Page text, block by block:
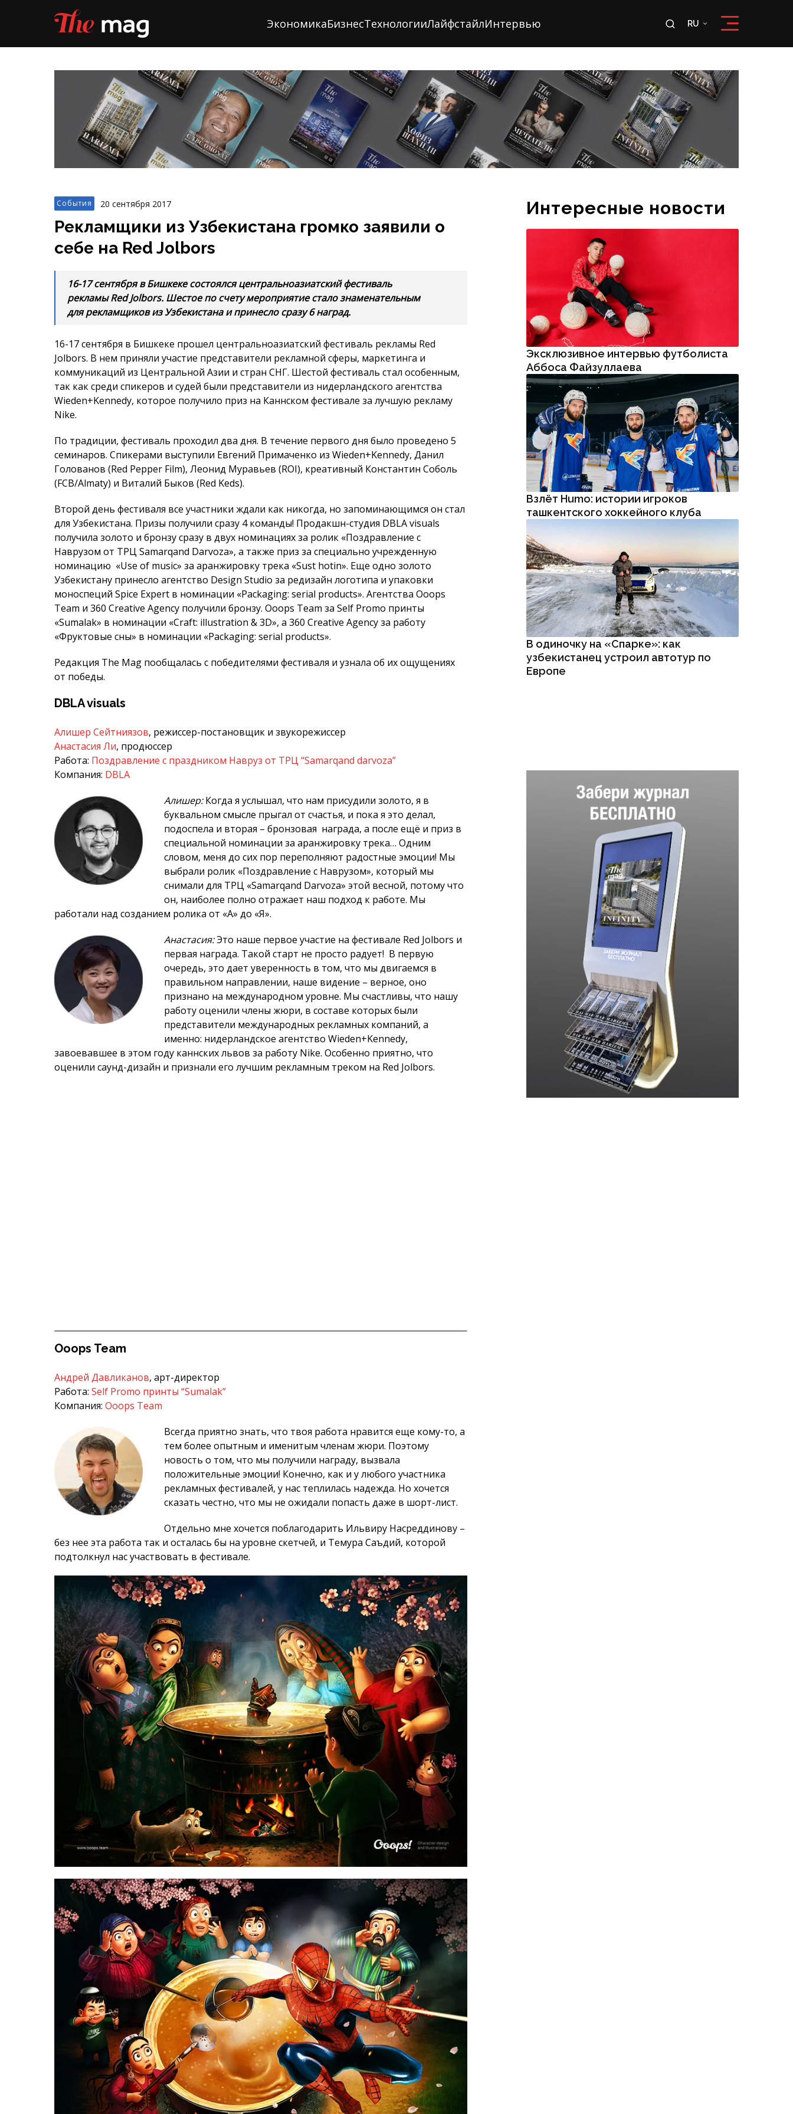
ЭкономикаБизнесТехнологииЛайфстайлИнтервью RU
События 20 сентября 2017
Рекламщики из Узбекистана громко заявили о
себе на Red Jolbors
16-17 сентября в Бишкеке состоялся центральноазиатский фестиваль
рекламы Red Jolbors. Шестое по счету мероприятие стало знаменательным
для рекламщиков из Узбекистана и принесло сразу 6 наград.
16-17 сентября в Бишкеке прошел центральноазиатский фестиваль рекламы Red
Jolbors. В нем приняли участие представители рекламной сферы, маркетинга и
коммуникаций из Центральной Азии и стран СНГ. Шестой фестиваль стал особенным,
так как среди спикеров и судей были представители из нидерландского агентства
Wieden+Kennedy, которое получило приз на Каннском фестивале за лучшую рекламу
Nike.
По традиции, фестиваль проходил два дня. В течение первого дня было проведено 5
семинаров. Спикерами выступили Евгений Примаченко из Wieden+Kennedy, Данил
Голованов (Red Pepper Film), Леонид Муравьев (ROI), креативный Константин Соболь
(FCB/Almaty) и Виталий Быков (Red Keds).
Второй день фестиваля все участники ждали как никогда, но запоминающимся он стал
для Узбекистана. Призы получили сразу 4 команды! Продакшн-студия DBLA visuals
получила золото и бронзу сразу в двух номинациях за ролик «Поздравление с
Наврузом от ТРЦ Samarqand Darvoza», а также приз за специально учрежденную
номинацию «Use of music» за аранжировку трека «Sust hotin». Еще одно золото
Узбекистану принесло агентство Design Studio за редизайн логотипа и упаковки
моноспеций Spice Expert в номинации «Packaging: serial products». Агентства Ooops
Team и 360 Creative Agency получили бронзу. Ooops Team за Self Promo принты
«Sumalak» в номинации «Craft: illustration & 3D», а 360 Creative Agency за работу
«Фруктовые сны» в номинации «Packaging: serial products».
Редакция The Mag пообщалась с победителями фестиваля и узнала об их ощущениях
от победы.
DBLA visuals
Алишер Сейтниязов, режиссер-постановщик и звукорежиссер
Анастасия Ли, продюссер
Работа: Поздравление с праздником Навруз от ТРЦ “Samarqand darvoza”
Компания: DBLA
Алишер:Когда я услышал, что нам присудили золото, я в
буквальном смысле прыгал от счастья, и пока я это делал,
подоспела и вторая – бронзовая награда, а после ещё и приз в
специальной номинации за аранжировку трека… Одним
словом, меня до сих пор переполняют радостные эмоции! Мы
выбрали ролик «Поздравление с Наврузом», который мы
снимали для ТРЦ «Samarqand Darvoza» этой весной, потому что
он, наиболее полно отражает наш подход к работе. Мы
работали над созданием ролика от «А» до «Я».
Анастасия:Это наше первое участие на фестивале Red Jolbors и
первая награда. Такой старт не просто радует! В первую
очередь, это дает уверенность в том, что мы двигаемся в
правильном направлении, наше видение – верное, оно
признано на международном уровне. Мы счастливы, что нашу
работу оценили члены жюри, в составе которых были
представители международных рекламных компаний, а
именно: нидерландское агентство Wieden+Kennedy,
завоевавшее в этом году каннских львов за работу Nike. Особенно приятно, что
оценили саунд-дизайн и признали его лучшим рекламным треком на Red Jolbors.
Ooops Team
Андрей Давликанов, арт-директор
Работа: Self Promo принты “Sumalak”
Компания: Ooops Team
Всегда приятно знать, что твоя работа нравится еще кому-то, а
тем более опытным и именитым членам жюри. Поэтому
новость о том, что мы получили награду, вызвала
положительные эмоции! Конечно, как и у любого участника
рекламных фестивалей, у нас теплилась надежда. Но хочется
сказать честно, что мы не ожидали попасть даже в шорт-лист.
Отдельно мне хочется поблагодарить Ильвиру Насреддинову –
без нее эта работа так и осталась бы на уровне скетчей, и Темура Саъдий, которой
подтолкнул нас участвовать в фестивале.
Интересные новости
Эксклюзивное интервью футболиста
Аббоса Файзуллаева
Взлёт Humo: истории игроков
ташкентского хоккейного клуба
В одиночку на «Спарке»: как
узбекистанец устроил автотур по
Европе